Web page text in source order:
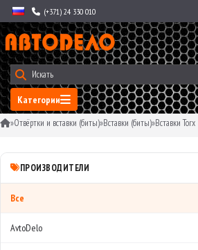
(+371) 24 330 010
Категории
»Отвёртки и вставки (биты)»Вставки (биты)»Вставки Torx
ПРОИЗВОДИТЕЛИ
Все
AvtoDelo